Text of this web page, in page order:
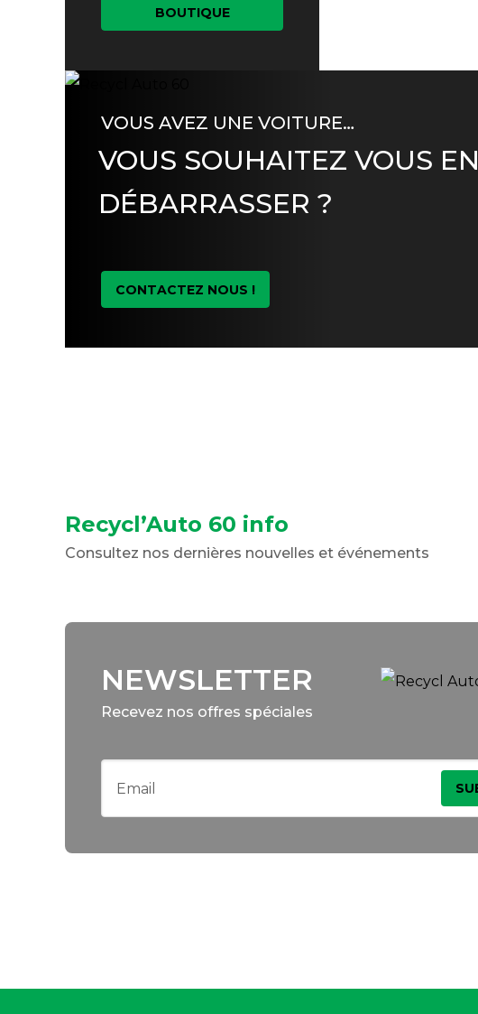
BOUTIQUE
VOUS AVEZ UNE VOITURE…
VOUS SOUHAITEZ VOUS EN
DÉBARRASSER ?
CONTACTEZ NOUS !
Recycl’Auto 60 info
Consultez nos dernières nouvelles et événements
NEWSLETTER
Recevez nos offres spéciales